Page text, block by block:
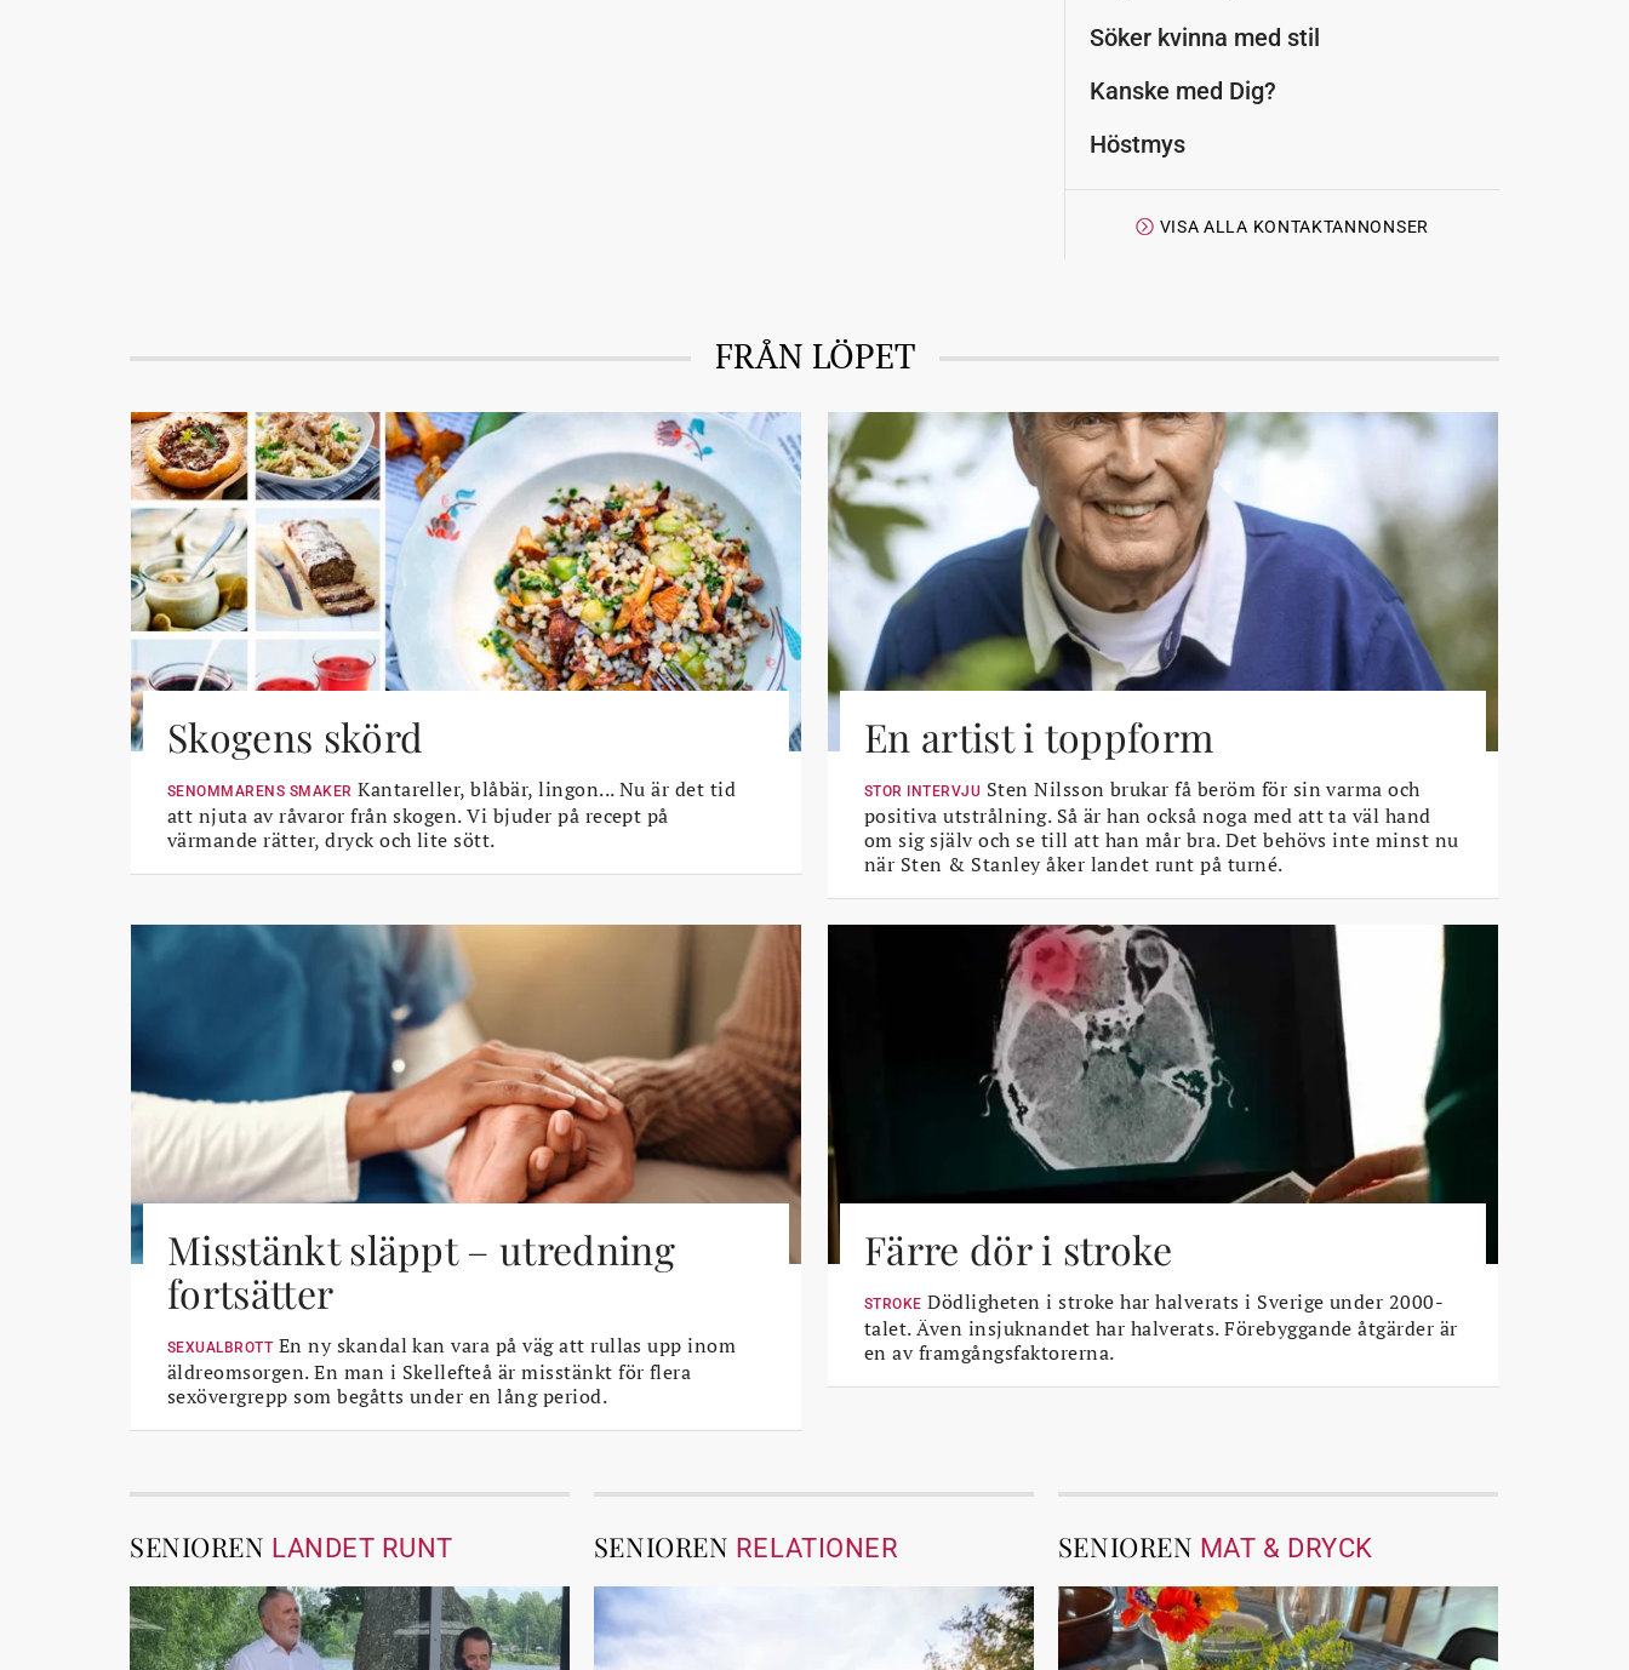
Söker kvinna med stil
Kanske med Dig?
Höstmys
VISA ALLA KONTAKTANNONSER
FRÅN LÖPET
Skogens skörd
SENOMMARENS SMAKER Kantareller, blåbär, lingon... Nu är det tid
att njuta av råvaror från skogen. Vi bjuder på recept på
värmande rätter, dryck och lite sött.
En artist i toppform
STOR INTERVJU Sten Nilsson brukar få beröm för sin varma och
positiva utstrålning. Så är han också noga med att ta väl hand
om sig själv och se till att han mår bra. Det behövs inte minst nu
när Sten & Stanley åker landet runt på turné.
Misstänkt släppt – utredning
fortsätter
SEXUALBROTT En ny skandal kan vara på väg att rullas upp inom
äldreomsorgen. En man i Skellefteå är misstänkt för flera
sexövergrepp som begåtts under en lång period.
Färre dör i stroke
STROKE Dödligheten i stroke har halverats i Sverige under 2000-
talet. Även insjuknandet har halverats. Förebyggande åtgärder är
en av framgångsfaktorerna.
SENIOREN LANDET RUNT SENIOREN RELATIONER SENIOREN MAT & DRYCK